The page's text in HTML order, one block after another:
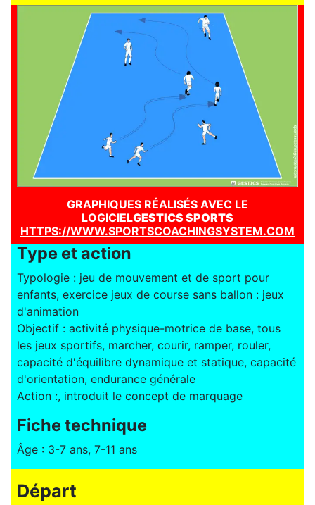
GRAPHIQUES RÉALISÉS AVEC LE
LOGICIELGESTICS SPORTS
HTTPS://WWW.SPORTSCOACHINGSYSTEM.COM
Type et action
Typologie : jeu de mouvement et de sport pour
enfants, exercice jeux de course sans ballon : jeux
d'animation
Objectif : activité physique-motrice de base, tous
les jeux sportifs, marcher, courir, ramper, rouler,
capacité d'équilibre dynamique et statique, capacité
d'orientation, endurance générale
Action :, introduit le concept de marquage
Fiche technique
Âge : 3-7 ans, 7-11 ans
Départ